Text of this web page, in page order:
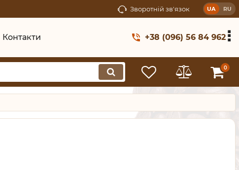
Зворотній зв'язок UA RU
Контакти +38 (096) 56 84 962
0